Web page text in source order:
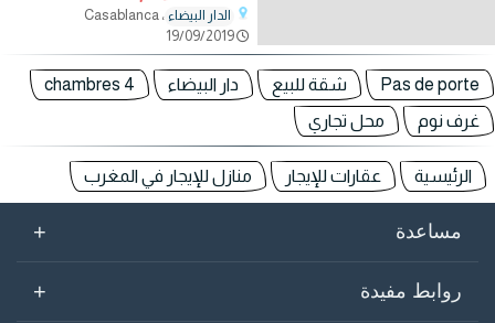
الدار البيضاء ، Casablanca
19/09/2019
Pas de porte شقة للبيع دار البيضاء
4 chambres
غرف نوم
محل تجاري
الرئيسية عقارات للإيجار منازل للإيجار في المغرب
مساعدة +
روابط مفيدة +